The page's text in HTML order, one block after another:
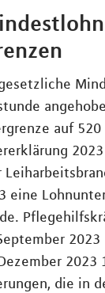
auf 520
eine
2023
2023
die in